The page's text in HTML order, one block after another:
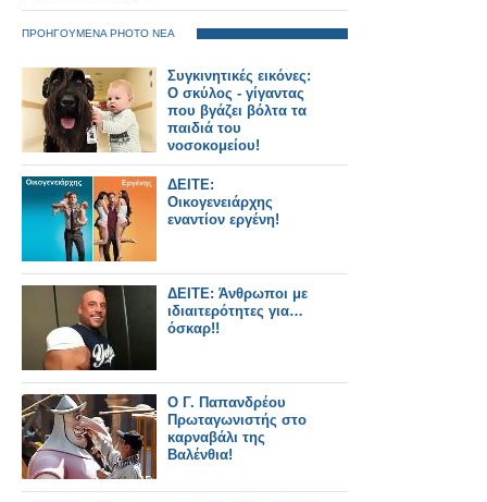
ΠΡΟΗΓΟΥΜΕΝΑ PHOTO ΝΕΑ
Συγκινητικές εικόνες:
Ο σκύλος - γίγαντας
που βγάζει βόλτα τα
παιδιά του
νοσοκομείου!
ΔΕΙΤΕ:
Οικογενειάρχης
εναντίον εργένη!
ΔΕΙΤΕ: Άνθρωποι με
ιδιαιτερότητες για…
όσκαρ!!
Ο Γ. Παπανδρέου
Πρωταγωνιστής στο
καρναβάλι της
Βαλένθια!